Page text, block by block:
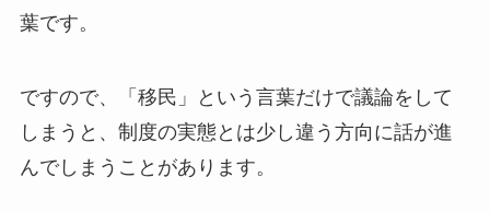
葉です。
ですので、「移民」という言葉だけで議論をして
しまうと、制度の実態とは少し違う方向に話が進
んでしまうことがあります。